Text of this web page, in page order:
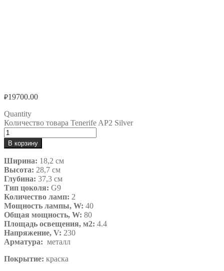
₽19700.00
Quantity
Количество товара Tenerife AP2 Silver
В корзину
Ширина: 18,2 см
Высота: 28,7 см
Глубина: 37,3 см
Тип цоколя: G9
Количество ламп: 2
Мощность лампы, W: 40
Общая мощность, W: 80
Площадь освещения, м2: 4.4
Напряжение, V: 230
Арматура: металл
Покрытие: краска